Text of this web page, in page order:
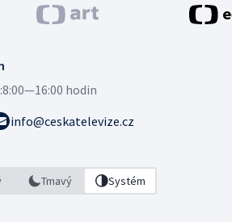
8:00—16:00 hodin
info@ceskatelevize.cz
Tmavý Systém